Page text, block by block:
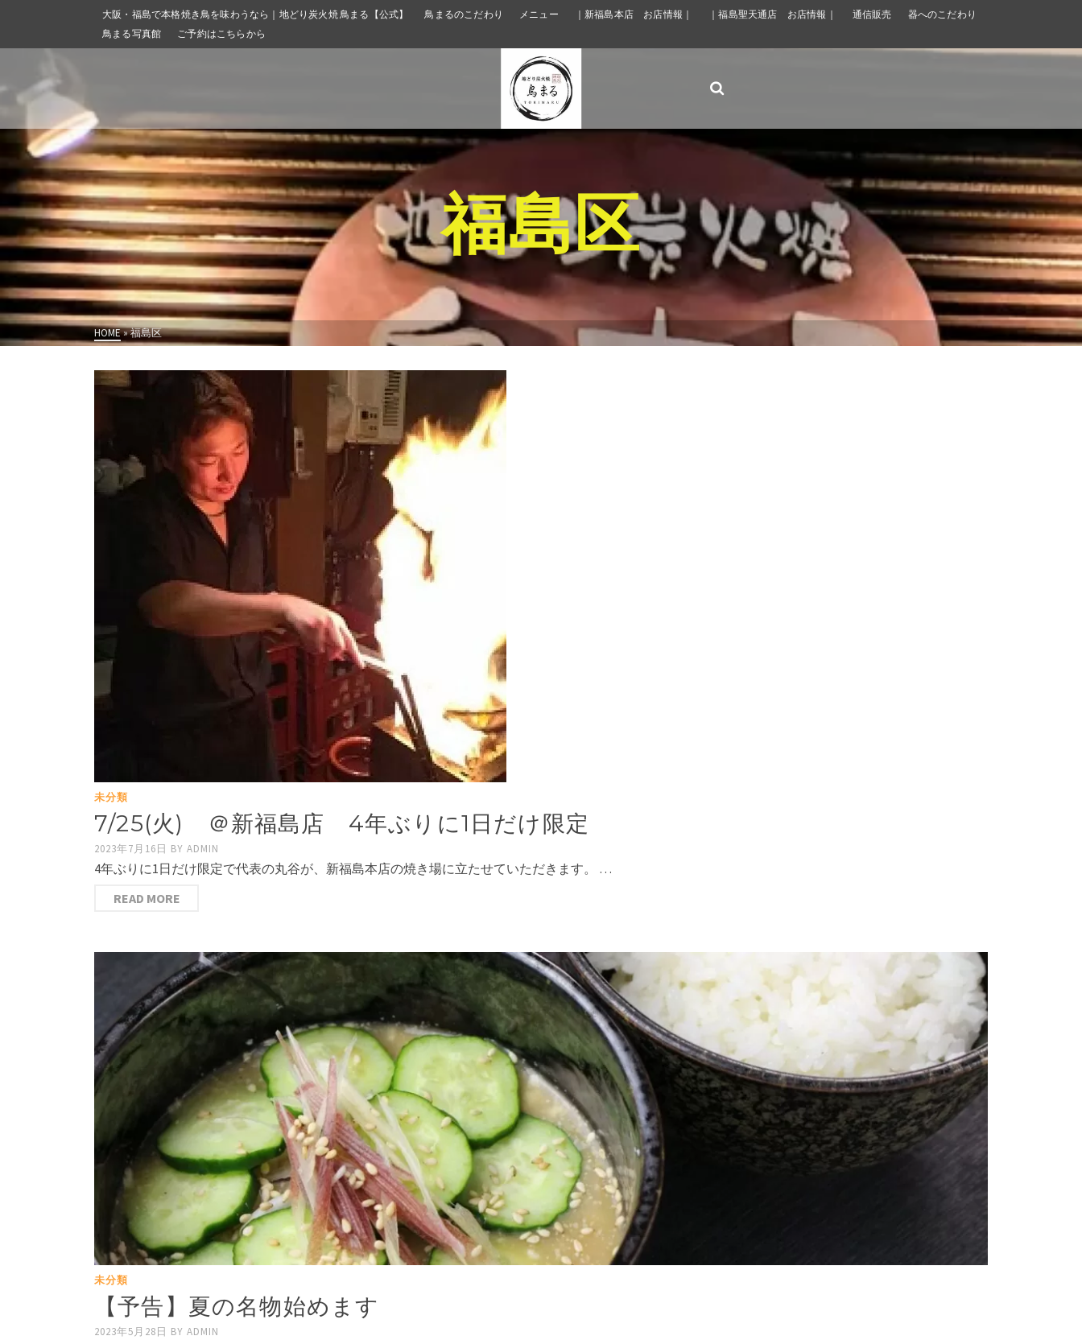
大阪・福島で本格焼き鳥を味わうなら｜地どり炭火焼 鳥まる【公式】 鳥まるのこだわり メニュー ｜新福島本店 お店情報｜ ｜福島聖天通店 お店情報｜ 通信販売
器へのこだわり
鳥まる写真館
ご予約はこちらから
福島区
HOME»福島区
未分類
7/25(火) ＠新福島店 4年ぶりに1日だけ限定
2023年7月16日 BY ADMIN
4年ぶりに1日だけ限定で代表の丸谷が、新福島本店の焼き場に立たせていただきます。 …
READ MORE
未分類
【予告】夏の名物始めます
2023年5月28日 BY ADMIN